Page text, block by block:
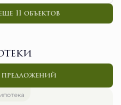
11 объектов